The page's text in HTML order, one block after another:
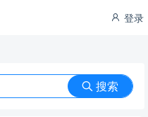
登录
搜索